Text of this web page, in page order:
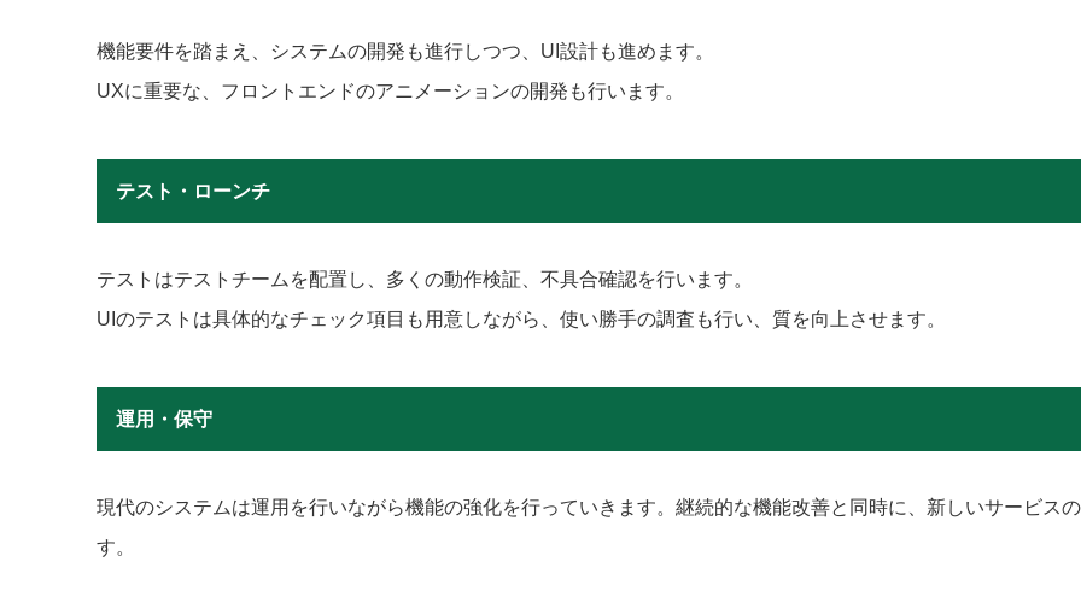
機能要件を踏まえ、システムの開発も進行しつつ、UI設計も進めます。
UXに重要な、フロントエンドのアニメーションの開発も行います。
テスト・ローンチ
テストはテストチームを配置し、多くの動作検証、不具合確認を行います。
UIのテストは具体的なチェック項目も用意しながら、使い勝手の調査も行い、質を向上させます。
運用・保守
現代のシステムは運用を行いながら機能の強化を行っていきます。継続的な機能改善と同時に、新しいサービス
す。